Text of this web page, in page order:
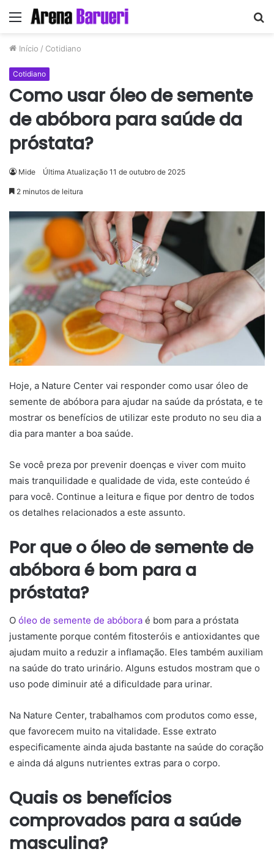
Menu
Início / Cotidiano
Cotidiano
Como usar óleo de semente
de abóbora para saúde da
próstata?
Mide Última Atualização 11 de outubro de 2025
2 minutos de leitura
Hoje, a Nature Center vai responder como usar óleo de
semente de abóbora para ajudar na saúde da próstata, e te
mostrar os benefícios de utilizar este produto no seu dia a
dia para manter a boa saúde.
Se você preza por prevenir doenças e viver com muito
mais tranquilidade e qualidade de vida, este conteúdo é
para você. Continue a leitura e fique por dentro de todos
os detalhes relacionados a este assunto.
Por que o óleo de semente de
abóbora é bom para a
próstata?
O óleo de semente de abóbora é bom para a próstata
justamente porque contém fitosteróis e antioxidantes que
ajudam muito a reduzir a inflamação. Eles também auxiliam
na saúde do trato urinário. Alguns estudos mostram que o
uso pode diminuir até a dificuldade para urinar.
Na Nature Center, trabalhamos com produtos como esse,
que favorecem muito na vitalidade. Esse extrato
especificamente ainda ajuda bastante na saúde do coração
e ainda dá alguns nutrientes extras para o corpo.
Quais os benefícios
comprovados para a saúde
masculina?